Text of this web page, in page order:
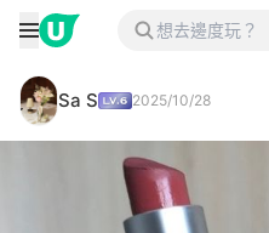
Sa S 2025/10/28